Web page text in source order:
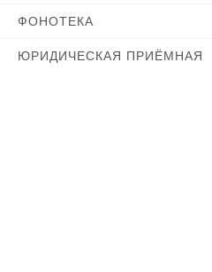
ФОНОТЕКА
ЮРИДИЧЕСКАЯ ПРИЁМНАЯ